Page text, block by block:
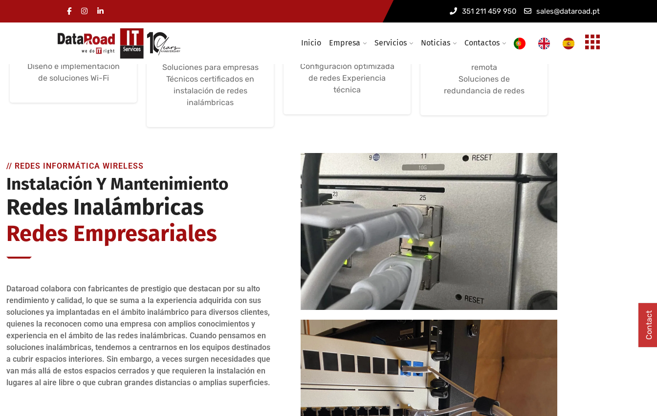
351 211 459 950 sales@dataroad.pt
Inicio Empresa Servicios Noticias Contactos
Diseño de redes wifi
Servicios de instalación
Certificaciones /
Experiencia
Diseño e implementación
de soluciones Wi-Fi
wifi
Soluciones para empresas
Técnicos certificados en
instalación de redes
inalámbricas
soluciones inalámbricas
Configuración optimizada
de redes Experiencia
técnica
Mantenimiento de
redes inalámbricas
Mantenimiento remoto
remota
Soluciones de
redundancia de redes
// REDES INFORMÁTICA WIRELESS
Instalación Y Mantenimiento
Redes Inalámbricas
Redes Empresariales
Dataroad colabora con fabricantes de prestigio que destacan por su alto
rendimiento y calidad, lo que se suma a la experiencia adquirida con sus
soluciones ya implantadas en el ámbito inalámbrico para diversos clientes,
quienes la reconocen como una empresa con amplios conocimientos y
experiencia en el ámbito de las redes inalámbricas. Cuando pensamos en
soluciones inalámbricas, tendemos a centrarnos en los equipos destinados
a cubrir espacios interiores. Sin embargo, a veces surgen necesidades que
van más allá de estos espacios cerrados y que requieren la instalación en
lugares al aire libre o que cubran grandes distancias o amplias superficies.
Contact